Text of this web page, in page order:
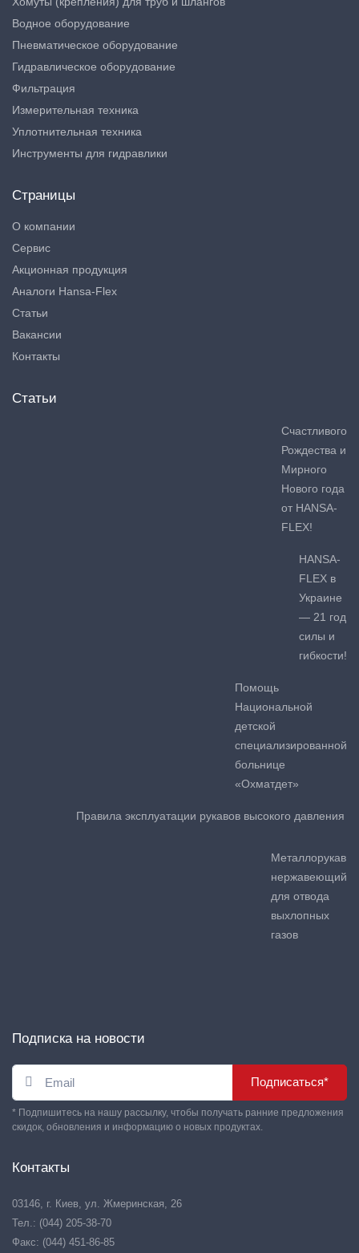
Водное оборудование
Пневматическое оборудование
Гидравлическое оборудование
Фильтрация
Измерительная техника
Уплотнительная техника
Инструменты для гидравлики
Страницы
О компании
Сервис
Акционная продукция
Аналоги Hansa-Flex
Статьи
Вакансии
Контакты
Статьи
Счастливого
Рождества и
Мирного
Нового года
от HANSA-
FLEX!
HANSA-
FLEX в
Украине
— 21 год
силы и
гибкости!
Помощь
Национальной
детской
специализированной
больнице
«Охматдет»
Правила эксплуатации рукавов высокого давления
Металлорукав
нержавеющий
для отвода
выхлопных
газов
Подписка на новости
Подписаться*
* Подпишитесь на нашу рассылку, чтобы получать ранние предложения
скидок, обновления и информацию о новых продуктах.
Контакты
03146, г. Киев, ул. Жмеринская, 26
Тел.: (044) 205-38-70
Факс: (044) 451-86-85